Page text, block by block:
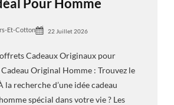
Pour Homme
Et-Cotton 22 Juillet 2026
Cadeaux Originaux pour
Original Homme : Trouvez le
la recherche d’une idée cadeau
spécial dans votre vie ? Les